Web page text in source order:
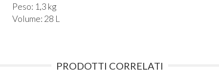
Peso: 1,3 kg
Volume: 28 L
PRODOTTI CORRELATI